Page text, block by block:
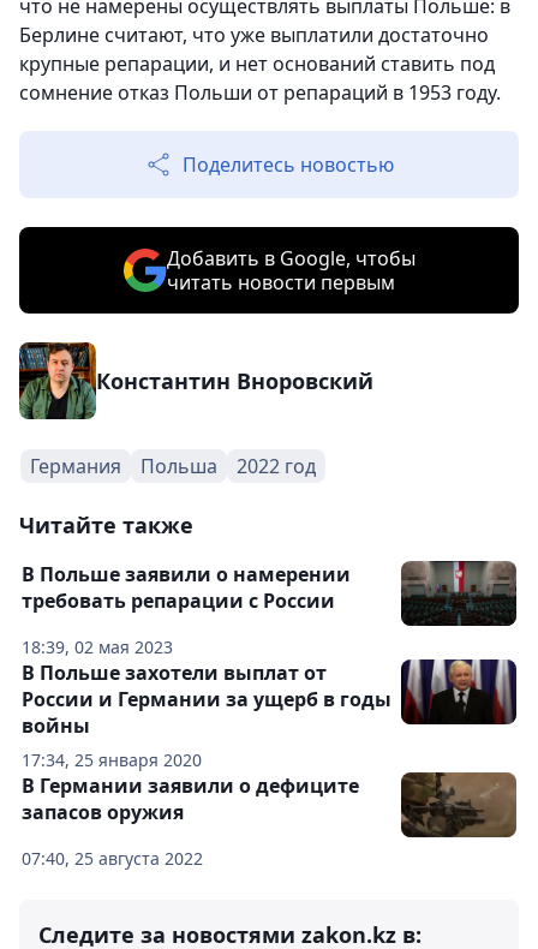
что не намерены осуществлять выплаты Польше: в
Берлине считают, что уже выплатили достаточно
крупные репарации, и нет оснований ставить под
сомнение отказ Польши от репараций в 1953 году.
Поделитесь новостью
Добавить в Google, чтобы
читать новости первым
Константин Вноровский
Германия Польша 2022 год
Читайте также
18:39, 02 мая 2023
В Польше заявили о намерении
требовать репарации с России
17:34, 25 января 2020
В Польше захотели выплат от
России и Германии за ущерб в годы
войны
07:40, 25 августа 2022
В Германии заявили о дефиците
запасов оружия
Следите за новостями zakon.kz в: